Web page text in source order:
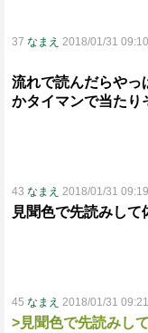
37 なまえ 2018/01/31
流れで読んだらやっ
かタイマンで当たり
43 なまえ 2018/01/31
見聞色で先読みし
45 なまえ 2018/01/31
>見聞色で先読みし